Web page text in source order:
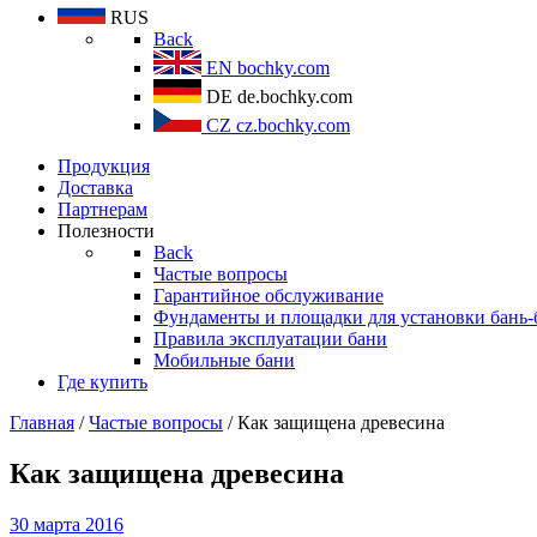
RUS
Back
EN bochky.com
DE de.bochky.com
CZ cz.bochky.com
Продукция
Доставка
Партнерам
Полезности
Back
Частые вопросы
Гарантийное обслуживание
Фундаменты и площадки для установки бань-
Правила эксплуатации бани
Мобильные бани
Где купить
Главная /Частые вопросы / Как защищена древесина
Как защищена древесина
30 марта 2016